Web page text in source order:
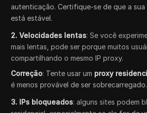
autenticação. Certifique-se de que a
está estável.
2. Velocidades lentas: Se você
mais lentas, pode ser porque muitos
compartilhando o mesmo IP proxy.
Correção: Tente usar um proxy
é menos provável de ser sobrecarregado.
3. IPs bloqueados: alguns sites podem